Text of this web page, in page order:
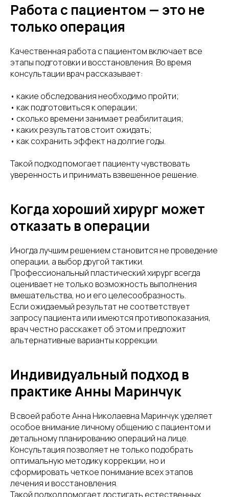
Работа с пациентом — это не
только операция
Качественная работа с пациентом включает все
этапы подготовки и восстановления. Во время
консультации врач рассказывает:
• какие обследования необходимо пройти;
• как подготовиться к операции;
• сколько времени занимает реабилитация;
• каких результатов стоит ожидать;
• как сохранить эффект на долгие годы.
Такой подход помогает пациенту чувствовать
уверенность и принимать взвешенное решение.
Когда хороший хирург может
отказать в операции
Иногда лучшим решением становится не проведение
операции, а выбор другой тактики.
Профессиональный пластический хирург всегда
оценивает не только возможность выполнения
вмешательства, но и его целесообразность.
Если ожидаемый результат не соответствует
запросу пациента или имеются противопоказания,
врач честно расскажет об этом и предложит
альтернативные варианты коррекции.
Индивидуальный подход в
практике Анны Маринчук
В своей работе Анна Николаевна Маринчук уделяет
особое внимание личному общению с пациентом и
детальному планированию операций на лице.
Консультация позволяет не только подобрать
оптимальную методику коррекции, но и
сформировать четкое понимание всех этапов
лечения и восстановления.
Такой подход помогает достигать естественных